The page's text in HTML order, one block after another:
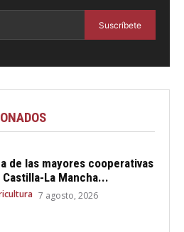
Suscríbete
de las mayores cooperativas
Castilla-La Mancha...
7 agosto, 2026